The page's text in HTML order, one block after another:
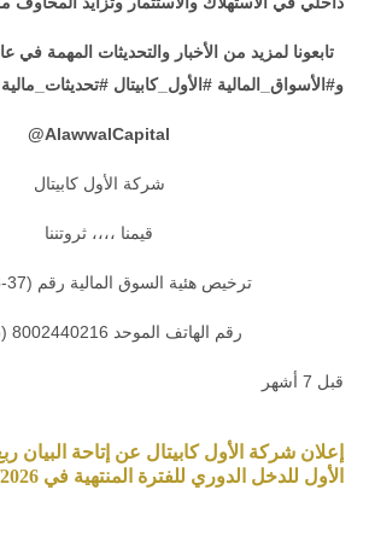
تابعونا لمزيد من الأخبار والتحديثات المهمة في
و#الأسواق_المالية #الأول_كابيتال #تحديثات_مالية
AlawwalCapital
@
شركة الأول كابيتال
قيمنا ،،،، ثروتننا
ترخيص هئية السوق المالية رقم (37-14178)
رقم الهاتف الموحد 8002440216 (966+)
قبل 7 أشهر
إعلان شركة الأول كابيتال عن إتاحة البيان
الأول للدخل الدوري للفترة المنتهية في 30/6/2026 م